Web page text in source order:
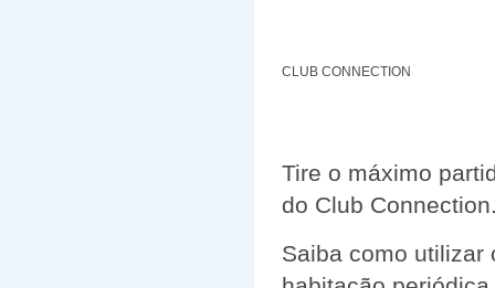
CLUB CONNECTION
Tire o máximo
do Club
Saiba como utilizar